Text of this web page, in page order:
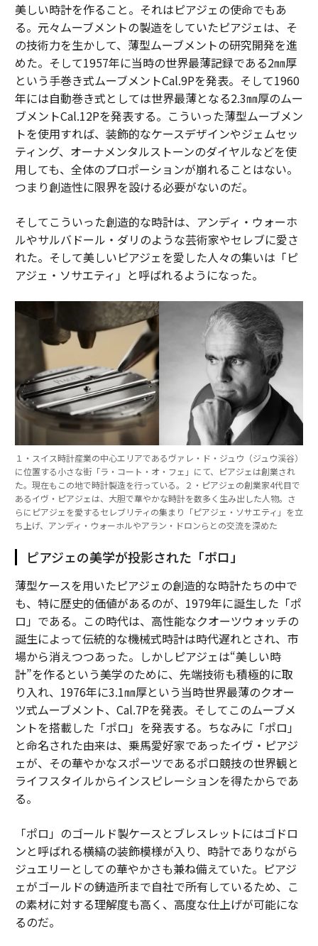
美しい時計を作ること。それはピアジェの使命でもあ
る。元々ムーブメントの製造をしていたピアジェは、そ
の技術力を生かして、薄型ムーブメントの研究開発を進
めた。そして1957年に当時の世界最薄記録である2㎜厚
という手巻き式ムーブメントCal.9Pを発表。そして1960
年には自動巻き式としては世界最薄となる2.3㎜厚のムー
ブメントCal.12Pを発表する。こういった薄型ムーブメン
トを使用すれば、装飾的なケースデザインやジェムセッ
ティング、オーナメンタルストーンのダイヤルなどを使
用しても、全体のプロポーションが崩れることはない。
つまり創造性に限界を設ける必要がないのだ。
そしてこういった創造的な時計は、アンディ・ウォーホ
ルやサルバドール・ダリのような芸術家やセレブに愛さ
れた。そして美しいピアジェを愛した人々の集いは「ピ
アジェ・ソサエティ」と呼ばれるようになった。
１・スイス時計産業の中心エリアであるヴァレ・ド・ジュウ（ジュウ渓谷）
に位置する小さな街「ラ・コート・オ・フェ」にて、ピアジェは創業され
た。現在もこの地で時計製造を行っている。２・ピアジェの創業家4代目で
あるイヴ・ピアジェは、大胆で華やかな時計を数多く生み出した人物。さ
らにピアジェを愛するセレブリティの集まり「ピアジェ・ソサエティ」を立
ち上げ、アンディ・ウォーホルやアラン・ドロンらとの交流を深めた
ピアジェの美学が投影された「ポロ」
薄型ケースを用いたピアジェの創造的な時計たちの中で
も、特に歴史的価値があるのが、1979年に誕生した「ポ
ロ」である。この時代は、高性能なクオーツウォッチの
誕生によって伝統的な機械式時計は時代遅れとされ、市
場から消えつつあった。しかしピアジェは“美しい時
計”を作るという美学のために、先端技術も積極的に取
り入れ、1976年に3.1㎜厚という当時世界最薄のクオー
ツ式ムーブメント、Cal.7Pを発表。そしてこのムーブメ
ントを搭載した「ポロ」を発表する。ちなみに「ポロ」
と命名された由来は、乗馬愛好家であったイヴ・ピアジ
ェが、その華やかなスポーツであるポロ競技の世界観と
ライフスタイルからインスピレーションを得たからであ
る。
「ポロ」のゴールド製ケースとブレスレットにはゴドロ
ンと呼ばれる横縞の装飾模様が入り、時計でありながら
ジュエリーとしての華やかさも兼ね備えていた。ピアジ
ェがゴールドの鋳造所まで自社で所有しているため、こ
の素材に対する理解度も高く、高度な仕上げが可能にな
るのだ。